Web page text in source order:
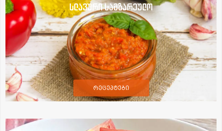
სლავური სამზარეულო
რეცეპტები